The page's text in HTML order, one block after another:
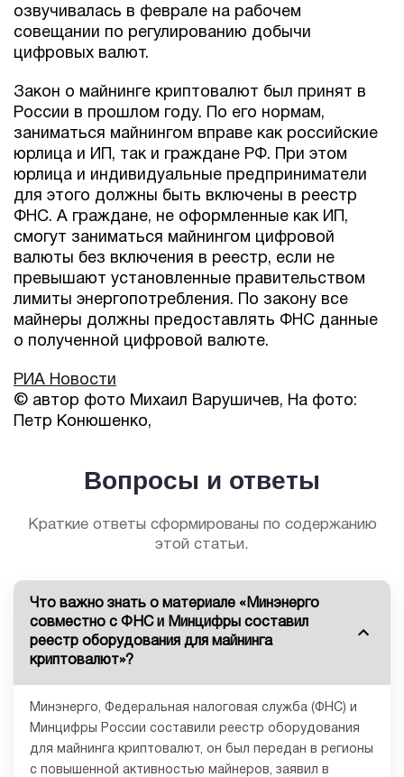
озвучивалась в феврале на рабочем
совещании по регулированию добычи
цифровых валют.
Закон о майнинге криптовалют был принят в
России в прошлом году. По его нормам,
заниматься майнингом вправе как российские
юрлица и ИП, так и граждане РФ. При этом
юрлица и индивидуальные предприниматели
для этого должны быть включены в реестр
ФНС. А граждане, не оформленные как ИП,
смогут заниматься майнингом цифровой
валюты без включения в реестр, если не
превышают установленные правительством
лимиты энергопотребления. По закону все
майнеры должны предоставлять ФНС данные
о полученной цифровой валюте.
РИА Новости
© автор фото Михаил Варушичев, На фото:
Петр Конюшенко,
Вопросы и ответы
Краткие ответы сформированы по содержанию
этой статьи.
Что важно знать о материале «Минэнерго
совместно с ФНС и Минцифры составил
реестр оборудования для майнинга
криптовалют»?
Минэнерго, Федеральная налоговая служба (ФНС) и
Минцифры России составили реестр оборудования
для майнинга криптовалют, он был передан в регионы
с повышенной активностью майнеров, заявил в